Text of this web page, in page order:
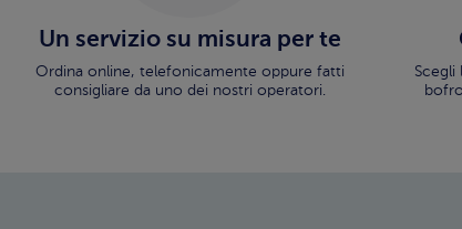
Un servizio su misura per te
Ordina online, telefonicamente oppure fatti
consigliare da uno dei nostri operatori.
Scegli